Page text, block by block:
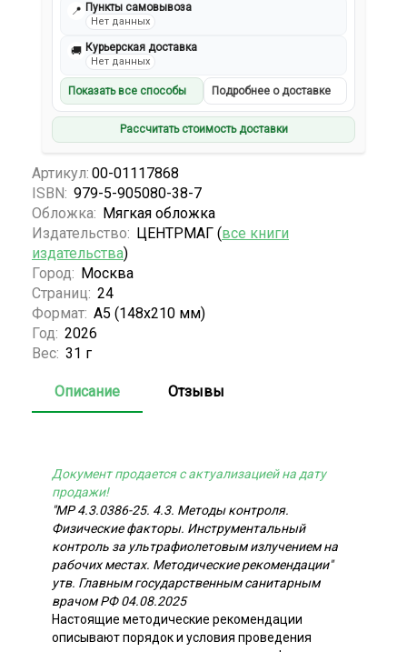
📍 Пункты самовывоза
Нет данных
🚚 Курьерская доставка
Нет данных
Показать все способы Подробнее о доставке
Рассчитать стоимость доставки
Артикул: 00-01117868
ISBN: 979-5-905080-38-7
Обложка: Мягкая обложка
Издательство: ЦЕНТРМАГ (все книги
издательства)
Город: Москва
Страниц: 24
Формат: А5 (148х210 мм)
Год: 2026
Вес: 31 г
Описание Отзывы
Документ продается с актуализацией на дату
продажи!
"МР 4.3.0386-25. 4.3. Методы контроля.
Физические факторы. Инструментальный
контроль за ультрафиолетовым излучением на
рабочих местах. Методические рекомендации"
утв. Главным государственным санитарным
врачом РФ 04.08.2025
Настоящие методические рекомендации
описывают порядок и условия проведения